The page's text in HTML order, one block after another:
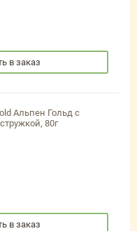
в заказ
Альпен Гольд с
80г
в заказ